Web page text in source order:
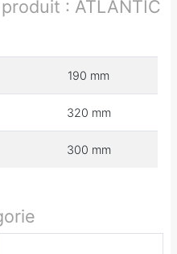
: ATLANTIC
190 mm
320 mm
300 mm